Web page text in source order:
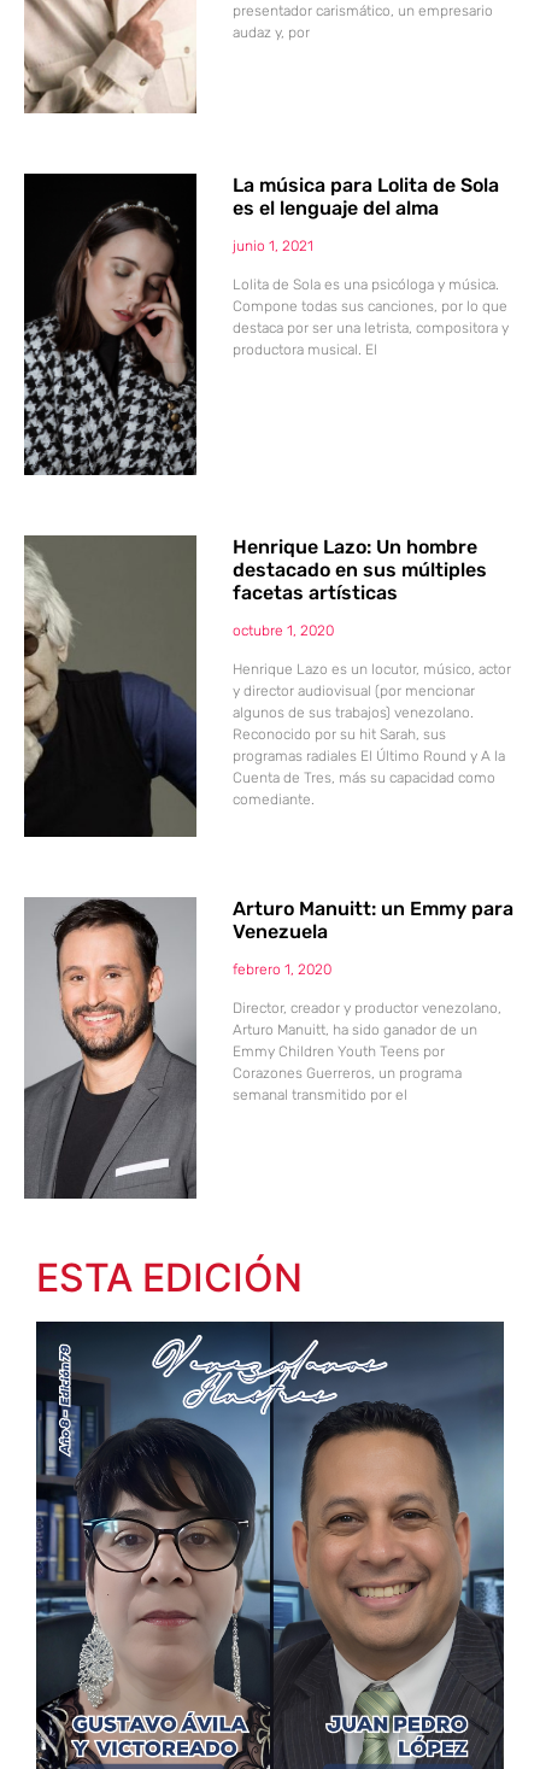
presentador carismático, un empresario
audaz y, por
La música para Lolita de Sola
es el lenguaje del alma
junio 1, 2021
Lolita de Sola es una psicóloga y música.
Compone todas sus canciones, por lo que
destaca por ser una letrista, compositora y
productora musical. El
Henrique Lazo: Un hombre
destacado en sus múltiples
facetas artísticas
octubre 1, 2020
Henrique Lazo es un locutor, músico, actor
y director audiovisual (por mencionar
algunos de sus trabajos) venezolano.
Reconocido por su hit Sarah, sus
programas radiales El Último Round y A la
Cuenta de Tres, más su capacidad como
comediante.
Arturo Manuitt: un Emmy para
Venezuela
febrero 1, 2020
Director, creador y productor venezolano,
Arturo Manuitt, ha sido ganador de un
Emmy Children Youth Teens por
Corazones Guerreros, un programa
semanal transmitido por el
ESTA EDICIÓN